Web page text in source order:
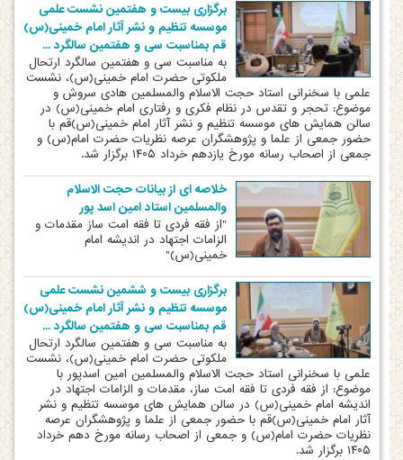
️برگزاری بیست و هفتمین نشست علمی
موسسه تنظیم و نشر آثار امام خمینی(س)
قم بمناسبت سی و هفتمین سالگرد ...
️به مناسبت سی و هفتمین سالگرد ارتحال
ملکوتی حضرت امام خمینی(س)، نشست
علمی با سخنرانی استاد حجت الاسلام والمسلمین هادی سروش و
موضوع: تحجر و تقدس در نظام فکری و رفتاری امام خمینی(س) در
سالن همایش های موسسه تنظیم و نشر آثار امام خمینی(س)قم با
حضور جمعی از علما و پژوهشگران عرصه نظریات حضرت امام(س) و
جمعی از اصحاب رسانه مورخ یازدهم خرداد ۱۴۰۵ برگزار شد.
خلاصه ای از بیانات حجت الاسلام
والمسلمین استاد امین اسد پور
"از فقه فردی تا فقه امت ساز مقدمات و
الزامات اجتهاد در اندیشه امام
خمینی(س)"
برگزاری بیست و ششمین نشست علمی
موسسه تنظیم و نشر آثار امام خمینی(س)
قم بمناسبت سی و هفتمین سالگرد ...
️به مناسبت سی و هفتمین سالگرد ارتحال
ملکوتی حضرت امام خمینی(س)، نشست
علمی با سخنرانی استاد حجت الاسلام والمسلمین امین اسدپور با
موضوع: از فقه فردی تا فقه امت ساز، مقدمات و الزامات اجتهاد در
اندیشه امام خمینی(س) در سالن همایش های موسسه تنظیم و نشر
آثار امام خمینی(س)قم با حضور جمعی از علما و پژوهشگران عرصه
نظریات حضرت امام(س) و جمعی از اصحاب رسانه مورخ دهم خرداد
۱۴۰۵ برگزار شد.